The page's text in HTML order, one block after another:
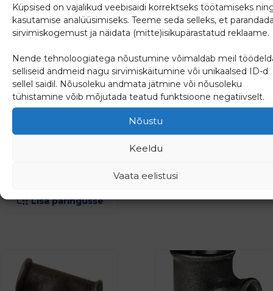
Küpsised on vajalikud veebisaidi korrektseks töötamiseks
kasutamise analüüsimiseks. Teeme seda selleks, et
sirvimiskogemust ja näidata (mitte)isikupärastatud reklaame.
Nende tehnoloogiatega nõustumine võimaldab meil
selliseid andmeid nagu sirvimiskäitumine või unikaalsed ID-d
sellel saidil. Nõusoleku andmata jätmine või nõusoleku
tühistamine võib mõjutada teatud funktsioone negatiivselt.
Nõustu
Keeldu
Vaata eelistusi
Sepisterasmuhv 1½”
Lisa päringusse
Kolmik 3/4″ must
1.55